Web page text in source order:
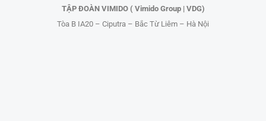
TẬP ĐOÀN VIMIDO ( Vimido Group | VDG)
Tòa B IA20 – Ciputra – Bắc Từ Liêm – Hà Nội